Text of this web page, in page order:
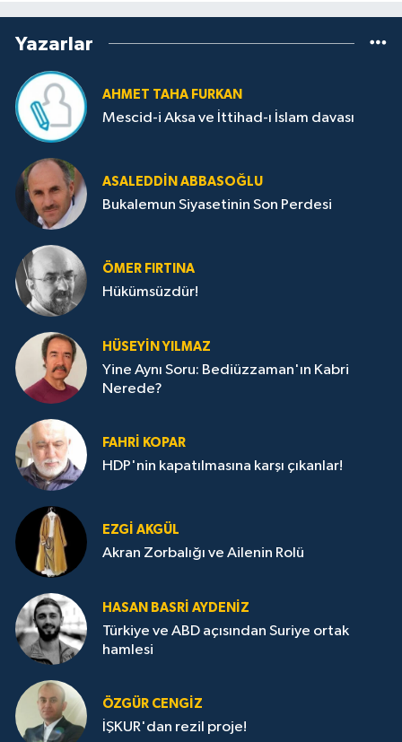
Yazarlar
AHMET TAHA FURKAN
Mescid-i Aksa ve İttihad-ı İslam davası
ASALEDDIN ABBASOĞLU
Bukalemun Siyasetinin Son Perdesi
ÖMER FIRTINA
Hükümsüzdür!
HÜSEYIN YILMAZ
Yine Aynı Soru: Bediüzzaman'ın Kabri
Nerede?
FAHRI KOPAR
HDP'nin kapatılmasına karşı çıkanlar!
EZGI AKGÜL
Akran Zorbalığı ve Ailenin Rolü
HASAN BASRI AYDENIZ
Türkiye ve ABD açısından Suriye ortak
hamlesi
ÖZGÜR CENGIZ
İŞKUR'dan rezil proje!